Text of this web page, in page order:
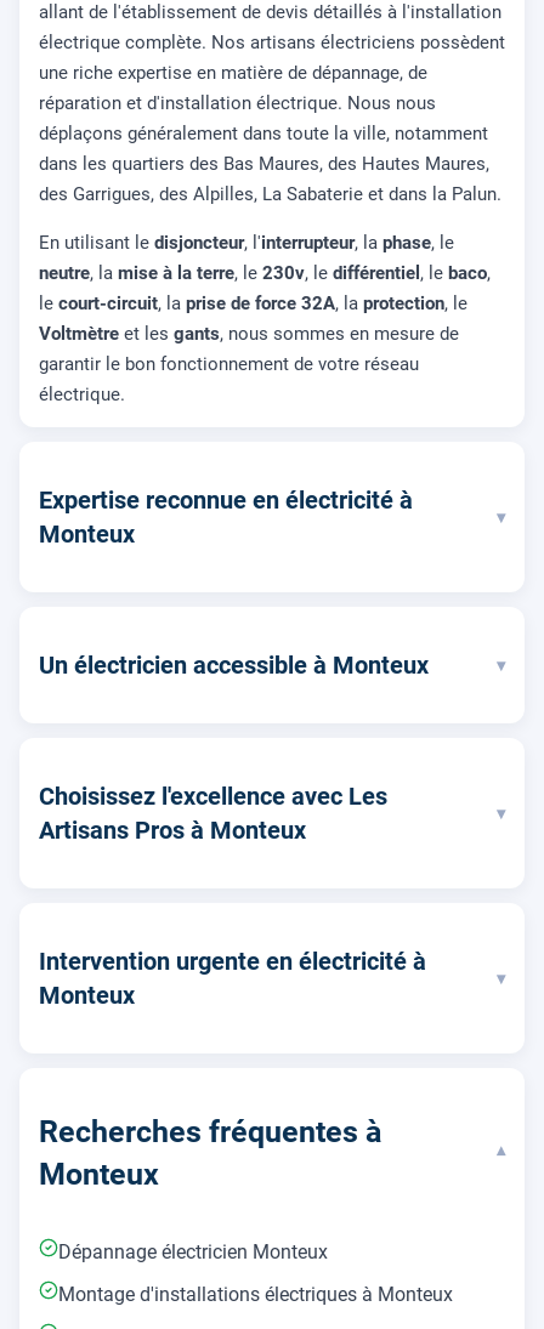
allant de l'établissement de devis détaillés à l'installation
électrique complète. Nos artisans électriciens possèdent
une riche expertise en matière de dépannage, de
réparation et d'installation électrique. Nous nous
déplaçons généralement dans toute la ville, notamment
dans les quartiers des Bas Maures, des Hautes Maures,
des Garrigues, des Alpilles, La Sabaterie et dans la Palun.
En utilisant le disjoncteur, l'interrupteur, la phase, le
neutre, la mise à la terre, le 230v, le différentiel , le baco,
le court-circuit, la prise de force 32A, la protection, le
Voltmètre et les gants, nous sommes en mesure de
garantir le bon fonctionnement de votre réseau
électrique.
Expertise reconnue en électricité à
Monteux
▾
Un électricien accessible à Monteux ▾
Choisissez l'excellence avec Les
Artisans Pros à Monteux
▾
Intervention urgente en électricité à
Monteux
▾
Recherches fréquentes à
Monteux
▾
Dépannage électricien Monteux
Montage d'installations électriques à Monteux